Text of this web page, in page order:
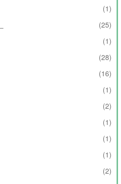
(1)
(25)
(1)
(28)
(16)
(1)
(2)
(1)
(1)
(1)
(2)